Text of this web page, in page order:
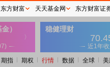
期指 期权 行情 数据 全球
东方财富 天天基金网 东方财富证